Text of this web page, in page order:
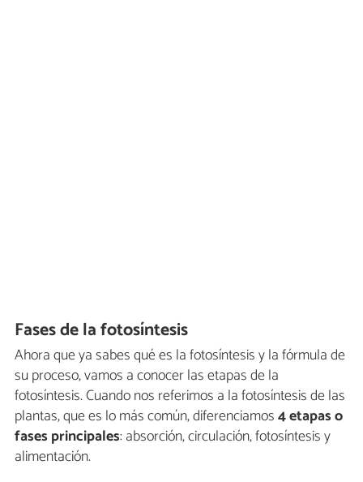
Fases de la fotosíntesis
Ahora que ya sabes qué es la fotosíntesis y la fórmula de
su proceso, vamos a conocer las etapas de la
fotosíntesis. Cuando nos referimos a la fotosíntesis de las
plantas, que es lo más común, diferenciamos4 etapas o
fases principales: absorción, circulación, fotosíntesis y
alimentación.